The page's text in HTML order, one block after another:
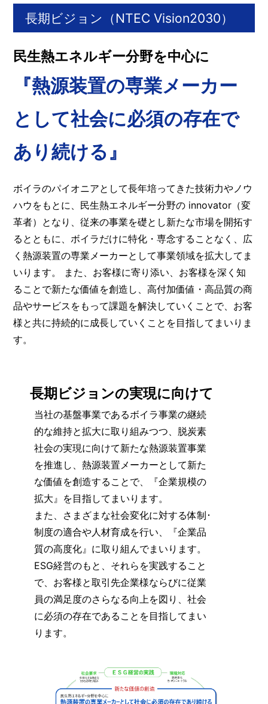
長期ビジョン（NTEC Vision2030）
民生熱エネルギー分野を中心に
『熱源装置の専業メーカー
として社会に必須の存在で
あり続ける』
ボイラのパイオニアとして長年培ってきた技術力やノウ
ハウをもとに、民生熱エネルギー分野の innovator（変
革者）となり、従来の事業を礎とし新たな市場を開拓す
るとともに、ボイラだけに特化・専念することなく、広
く熱源装置の専業メーカーとして事業領域を拡大してま
いります。 また、お客様に寄り添い、お客様を深く知
ることで新たな価値を創造し、高付加価値・高品質の商
品やサービスをもって課題を解決していくことで、お客
様と共に持続的に成長していくことを目指してまいりま
す。
長期ビジョンの実現に向けて
当社の基盤事業であるボイラ事業の継続
的な維持と拡大に取り組みつつ、脱炭素
社会の実現に向けて新たな熱源装置事業
を推進し、熱源装置メーカーとして新た
な価値を創造することで、『企業規模の
拡大』を目指してまいります。
また、さまざまな社会変化に対する体制･
制度の適合や人材育成を行い、『企業品
質の高度化』に取り組んでまいります。
ESG経営のもと、それらを実践すること
で、お客様と取引先企業様ならびに従業
員の満足度のさらなる向上を図り、社会
に必須の存在であることを目指してまい
ります。